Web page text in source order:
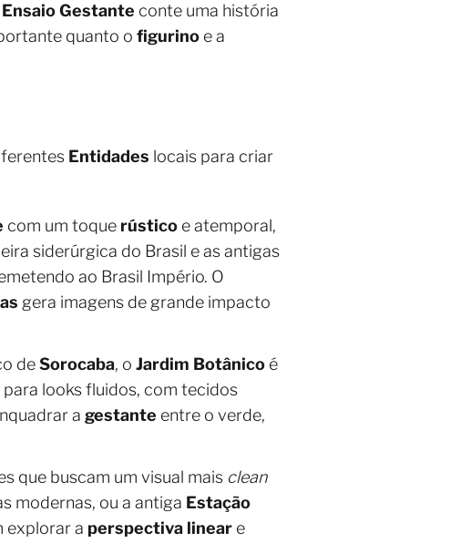
Ensaio Gestante conte uma história
quanto o figurino e a
Entidades locais para criar
com um toque rústico e atemporal,
siderúrgica do Brasil e as antigas
ao Brasil Império. O
gera imagens de grande impacto
deSorocaba, o Jardim Botânico é
para looks fluidos, com tecidos
a gestante entre o verde,
que buscam um visual mais clean
modernas, ou a antiga Estação
explorar a perspectiva linear e